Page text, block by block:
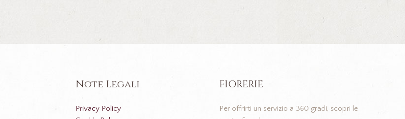
Note Legali
Privacy Policy
FIORERIE
Per offrirti un servizio a 360 gradi, scopri le